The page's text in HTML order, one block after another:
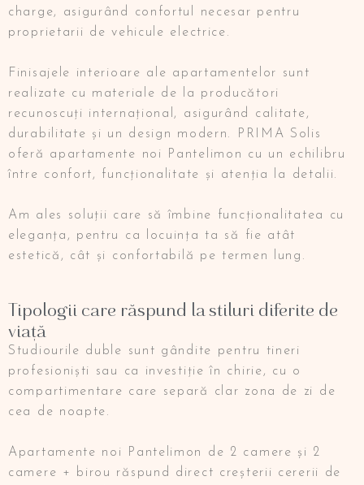
charge, asigurând confortul necesar pentru
proprietarii de vehicule electrice.
Finisajele interioare ale apartamentelor sunt
realizate cu materiale de la producători
recunoscuți internațional, asigurând calitate,
durabilitate și un design modern. PRIMA Solis
oferă apartamente noi Pantelimon cu un echilibru
între confort, funcționalitate și atenția la detalii.
Am ales soluții care să îmbine funcționalitatea cu
eleganța, pentru ca locuința ta să fie atât
estetică, cât și confortabilă pe termen lung.
Tipologii care răspund la stiluri diferite de
viață
Studiourile duble sunt gândite pentru tineri
profesioniști sau ca investiție în chirie, cu o
compartimentare care separă clar zona de zi de
cea de noapte.
Apartamente noi Pantelimon de 2 camere și 2
camere + birou răspund direct creșterii cererii de